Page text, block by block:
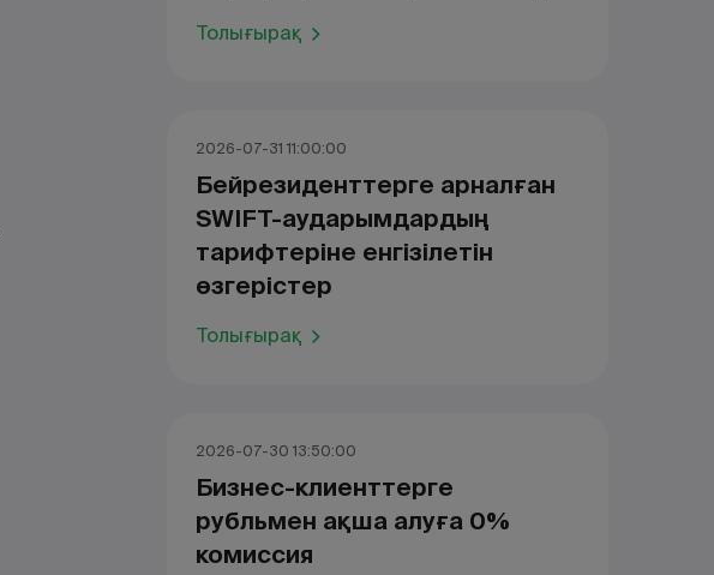
Толығырақ
2026-07-31 11:00:00
Бейрезиденттерге арналған
SWIFT-аударымдардың
тарифтеріне енгізілетін
өзгерістер
Толығырақ
2026-07-30 13:50:00
Бизнес-клиенттерге
рубльмен ақша алуға 0%
комиссия